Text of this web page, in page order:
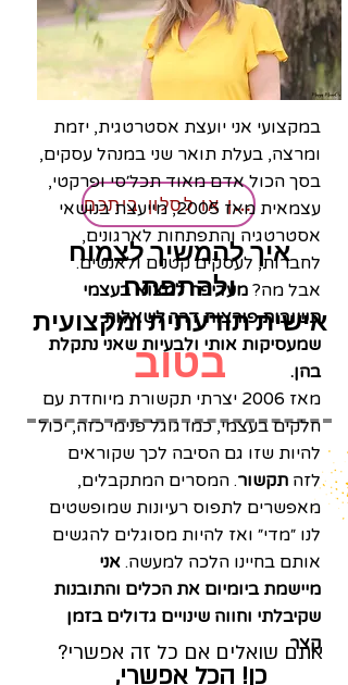
איך להמשיך לצמוח
ולהתפתח
אישית תודעתית ומקצועית
בטוב
להזמנת ההרצאה לארגון או לסלון ביתכם
במקצועי אני יועצת אסטרטגית, יזמת
ומרצה, בעלת תואר שני במנהל עסקים,
בסך הכול אדם מאוד תכל׳סי ופרקטי,
עצמאית מאז 2005, מייעצת בנושאי
אסטרטגיה והתפתחות לארגונים,
לחברות, לעסקים קטנים ולאנשים.
אבל מה? מעדיפה למצוא בעצמי
תשובות פורצות דרך לשאלות
שמעסיקות אותי ולבעיות שאני נתקלת
בהן.
מאז 2006 יצרתי תקשורת מיוחדת עם
חלקים בעצמי, כמו גוגל פנימי כזה, יכול
להיות שזו גם הסיבה לכך שקוראים
לזה תקשור. המסרים המתקבלים,
מאפשרים לתפוס רעיונות שמופשטים
לנו ״מדי״ ואז להיות מסוגלים להגשים
אותם בחיינו הלכה למעשה. אני
מיישמת ביומיום את הכלים והתובנות
שקיבלתי וחווה שינויים גדולים בזמן
קצר.
אתם שואלים אם כל זה אפשרי?
כן! הכל אפשרי,